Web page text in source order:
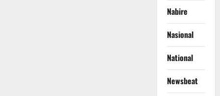
Nabire
Nasional
National
Newsbeat